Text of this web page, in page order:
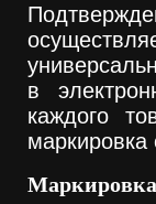
в
каждого
маркировка